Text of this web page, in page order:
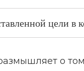
цели в
о